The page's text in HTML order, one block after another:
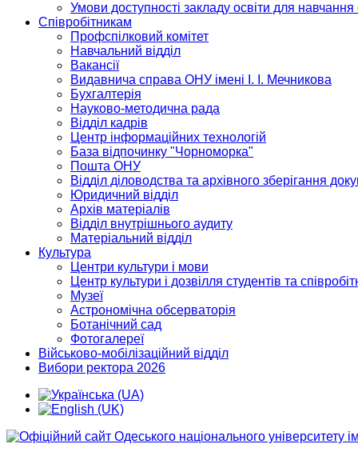
Умови доступності закладу освіти для
Співробітникам
Профспілковий комітет
Навчальний відділ
Вакансії
Видавнича справа ОНУ імені І. І. Мечникова
Бухгалтерія
Науково-методична рада
Відділ кадрів
Центр інформаційних технологій
База відпочинку "Чорноморка"
Пошта ОНУ
Відділ діловодства та архівного зберігання
Юридичний відділ
Архів матеріалів
Відділ внутрішнього аудиту
Матеріальний відділ
Культура
Центри культури і мови
Центр культури і дозвілля студентів та
Музеї
Астрономічна обсерваторія
Ботанічний сад
Фотогалереї
Військово-мобілізаційний відділ
Вибори ректора 2026